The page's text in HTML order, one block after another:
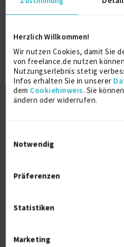
Herzlich Willkommen!
Wir nutzen Cookies, damit Sie
von freelance.de nutzen
Nutzungserlebnis stetig
Infos erhalten Sie in unserer
dem Cookiehinweis. Sie
ändern oder widerrufen.
Notwendig
Präferenzen
Statistiken
Marketing
Web Entwicklung
Verfügbarkeit einsehen
0
Referenzen
auf Anfrage
D-06108 Halle (Saale)
Marketing Expert
CSS (Cascading Style Sheet)
Verfügbarkeit einsehen